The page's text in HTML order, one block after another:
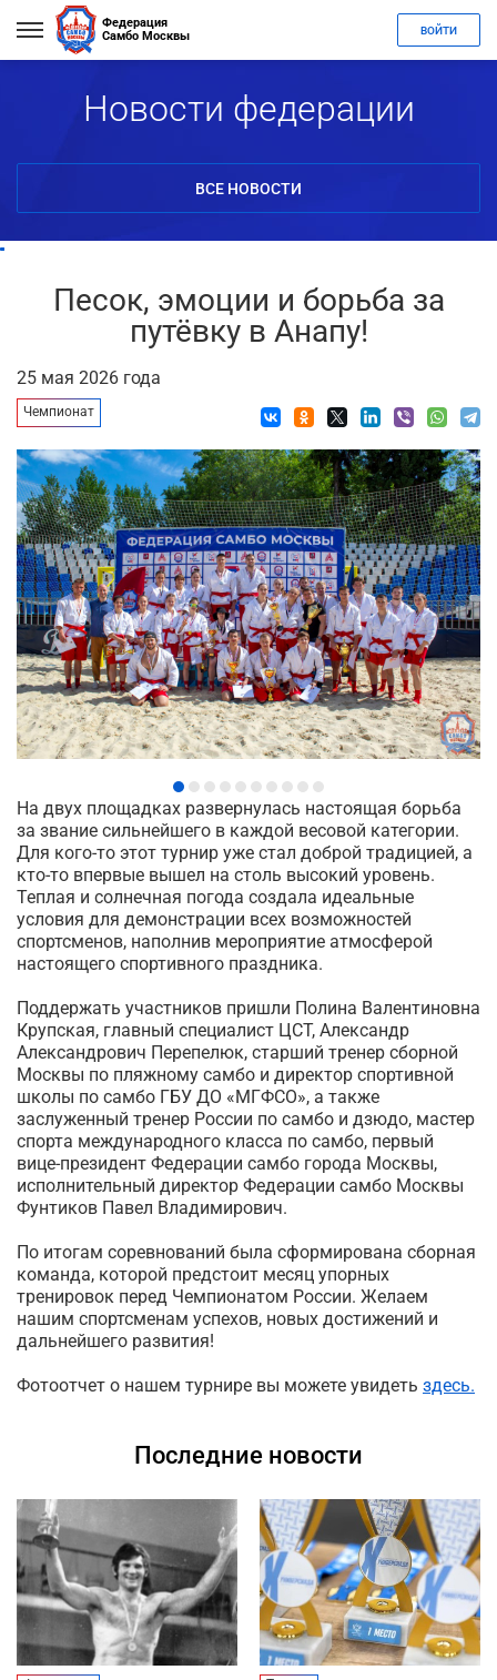
Федерация
Самбо Москвы
ВОЙТИ
Новости федерации
ВСЕ НОВОСТИ
Песок, эмоции и борьба за
путёвку в Анапу!
25 мая 2026 года
Чемпионат
На двух площадках развернулась настоящая борьба
за звание сильнейшего в каждой весовой категории.
Для кого-то этот турнир уже стал доброй традицией, а
кто-то впервые вышел на столь высокий уровень.
Теплая и солнечная погода создала идеальные
условия для демонстрации всех возможностей
спортсменов, наполнив мероприятие атмосферой
настоящего спортивного праздника.
Поддержать участников пришли Полина Валентиновна
Крупская, главный специалист ЦСТ, Александр
Александрович Перепелюк, старший тренер сборной
Москвы по пляжному самбо и директор спортивной
школы по самбо ГБУ ДО «МГФСО», а также
заслуженный тренер России по самбо и дзюдо, мастер
спорта международного класса по самбо, первый
вице-президент Федерации самбо города Москвы,
исполнительный директор Федерации самбо Москвы
Фунтиков Павел Владимирович.
По итогам соревнований была сформирована сборная
команда, которой предстоит месяц упорных
тренировок перед Чемпионатом России. Желаем
нашим спортсменам успехов, новых достижений и
дальнейшего развития!
Фотоотчет о нашем турнире вы можете увидеть здесь.
Последние новости